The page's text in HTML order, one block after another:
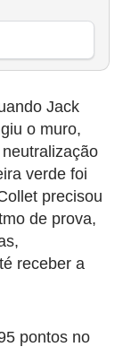
Jack
o muro,
verde foi
precisou
de prova,
receber a
pontos no